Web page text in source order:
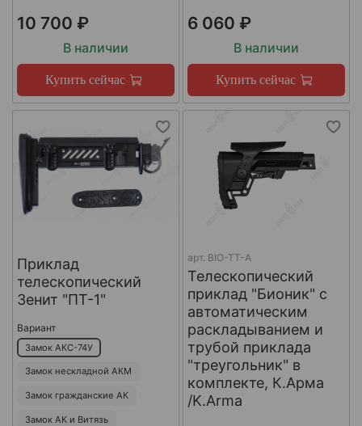
10 700 ₽
В наличии
Купить сейчас
6 060 ₽
В наличии
Купить сейчас
Приклад
телескопический
Зенит "ПТ-1"
Вариант
Замок АКС-74У
Замок нескладной АКМ
Замок гражданские АК
Замок АК и Витязь
арт. BIO-TT-A
Телескопический
приклад "Бионик" с
автоматическим
раскладыванием и
трубой приклада
"треугольник" в
комплекте, К.Арма
/K.Arma